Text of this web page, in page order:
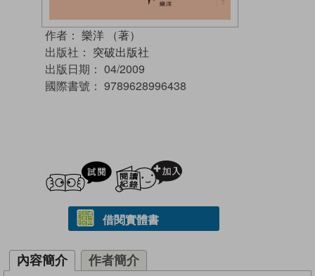
作者： 樂洋 （著）
出版社： 突破出版社
出版日期： 04/2009
國際書號： 9789628996438
試閲
借閱實體書
內容簡介 作者簡介